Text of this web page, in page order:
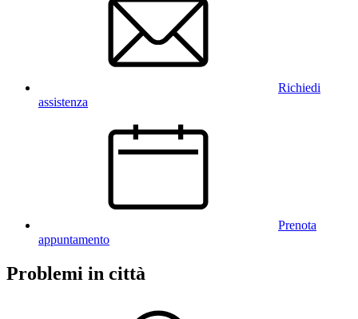
Richiedi
assistenza
Prenota
appuntamento
Problemi in città